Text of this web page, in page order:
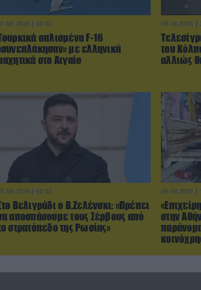
| 00:02
οπλισμένα F-16
με ελληνικά
στο Αιγαίο
06.08.2026 |
του
αλλιώς
| 02:02
Βελιγράδι ο Β.Ζελένσκι: «Πρέπει
αποσπάσουμε τους Σέρβους από
στρατόπεδο της Ρωσίας»
06.08.2026 |
στην